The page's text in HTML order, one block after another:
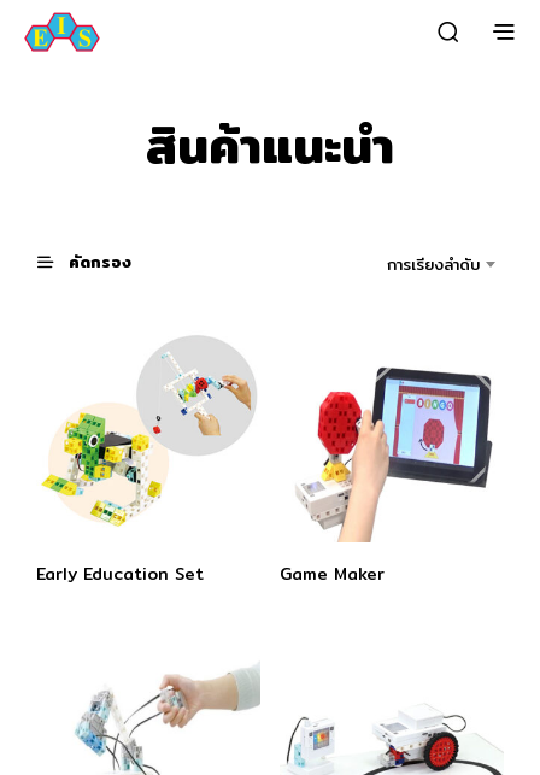
สินค้าแนะนำ
คัดกรอง การเรียงลำดับ
Early Education Set Game Maker